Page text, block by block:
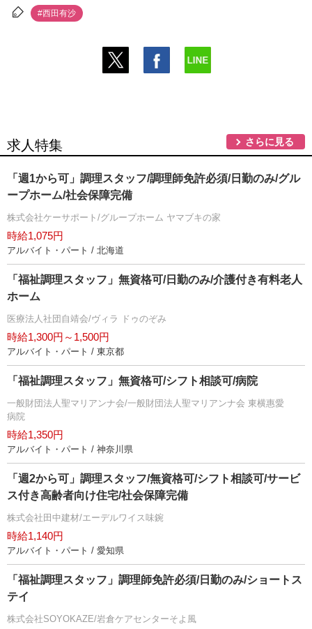
#西田有沙
求人特集 さらに見る
「週1から可」調理スタッフ/調理師免許必須/日勤のみ/グル
ープホーム/社会保障完備
株式会社ケーサポート/グループホーム ヤマブキの家
時給1,075円
アルバイト・パート / 北海道
「福祉調理スタッフ」無資格可/日勤のみ/介護付き有料老人
ホーム
医療法人社団自靖会/ヴィラ ドゥのぞみ
時給1,300円～1,500円
アルバイト・パート / 東京都
「福祉調理スタッフ」無資格可/シフト相談可/病院
一般財団法人聖マリアンナ会/一般財団法人聖マリアンナ会 東横惠愛
病院
時給1,350円
アルバイト・パート / 神奈川県
「週2から可」調理スタッフ/無資格可/シフト相談可/サービ
ス付き高齢者向け住宅/社会保障完備
株式会社田中建材/エーデルワイス味鋺
時給1,140円
アルバイト・パート / 愛知県
「福祉調理スタッフ」調理師免許必須/日勤のみ/ショートス
テイ
株式会社SOYOKAZE/岩倉ケアセンターそよ風